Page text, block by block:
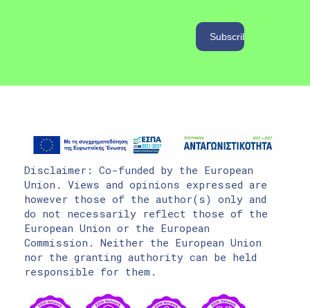
Disclaimer: Co-funded by the European
Union. Views and opinions expressed are
however those of the author(s) only and
do not necessarily reflect those of the
European Union or the European
Commission. Neither the European Union
nor the granting authority can be held
responsible for them.